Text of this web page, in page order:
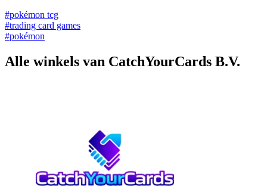
#pokémon tcg
#trading card games
#pokémon
Alle winkels van CatchYourCards B.V.